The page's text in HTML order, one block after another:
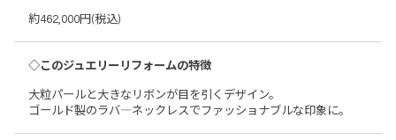
約462,000円(税込)
◇このジュエリーリフォームの特徴
大粒パールと大きなリボンが目を引くデザイン。
ゴールド製のラバ―ネックレスでファッショナブルな印象に。